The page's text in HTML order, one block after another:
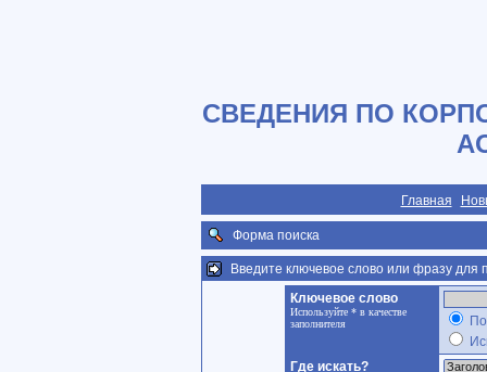
СВЕДЕНИЯ ПО
Главная
Форма поиска
Введите ключевое слово или фразу для
Ключевое слово
Используйте * в качестве
заполнителя
Где искать?